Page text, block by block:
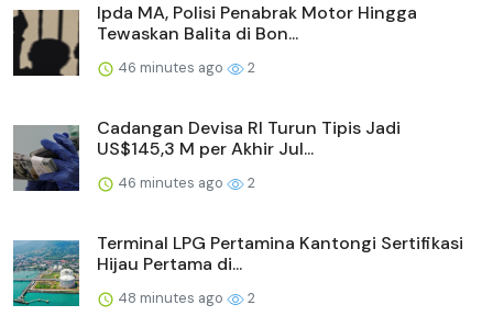
Ipda MA, Polisi Penabrak Motor Hingga
Tewaskan Balita di Bon...
46 minutes ago 2
Cadangan Devisa RI Turun Tipis Jadi
US$145,3 M per Akhir Jul...
46 minutes ago 2
Terminal LPG Pertamina Kantongi Sertifikasi
Hijau Pertama di...
48 minutes ago 2